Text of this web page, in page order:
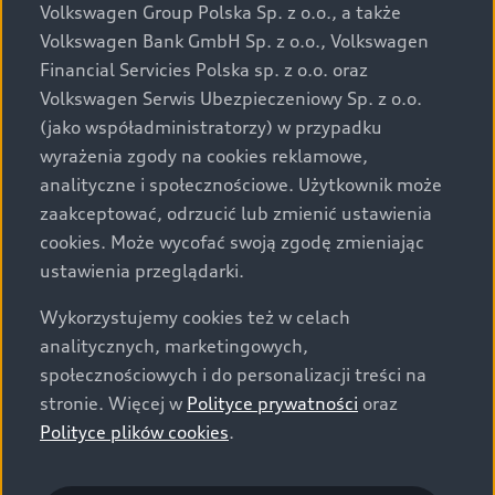
przewidzianej na rynek polski. Zamieszczone zdjęcia
mogą przedstawiać wyposażenie opcjonalne, dostępne
za dopłatą. Wiążące ustalenie ceny, wyposażenia i
specyfikacji pojazdu następują w umowie sprzedaży, a
określenie parametrów technicznych zawiera
świadectwo homologacji typu pojazdu. Zastrzegamy
sobie prawo do zmian i pomyłek. Wszelkie informacje
prezentowane na stronie są aktualne na dzień ich
zamieszczania. W celu uzyskania najnowszych
informacji prosimy kontaktować się z Partnerem Marki
Audi.
Wszystkie produkowane obecnie samochody marki Audi
są wykonywane z materiałów spełniających pod
względem możliwości odzysku i recyklingu wymagania
określone w normie ISO 22628 i są zgodne z
europejskimi świadectwami homologacji wydanymi wg
o.o. podlega obowiązkowi zapewnienia wszystkim
Volkswagen Group Polska Sp. z o.o., a także
Volkswagen Bank GmbH Sp. z o.o., Volkswagen
Financial Servicies Polska sp. z o.o. oraz
Volkswagen Serwis Ubezpieczeniowy Sp. z o.o.
(jako współadministratorzy) w przypadku
wyrażenia zgody na cookies reklamowe,
analityczne i społecznościowe. Użytkownik może
zaakceptować, odrzucić lub zmienić ustawienia
cookies. Może wycofać swoją zgodę zmieniając
ustawienia przeglądarki.
Wykorzystujemy cookies też w celach
analitycznych, marketingowych,
społecznościowych i do personalizacji treści na
stronie. Więcej w Polityce prywatności oraz
Polityce plików cookies.